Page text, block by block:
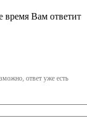
Вам ответит
ответ уже есть